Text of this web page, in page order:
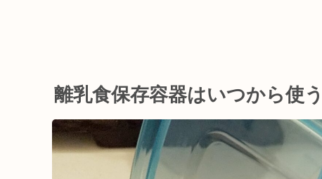
離乳食保存容器はいつから使